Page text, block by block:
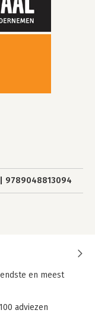
9789048813094
en meest
adviezen